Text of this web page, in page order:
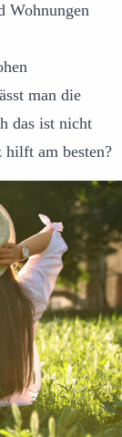
Wohnungen
man die
das ist nicht
hilft am besten?